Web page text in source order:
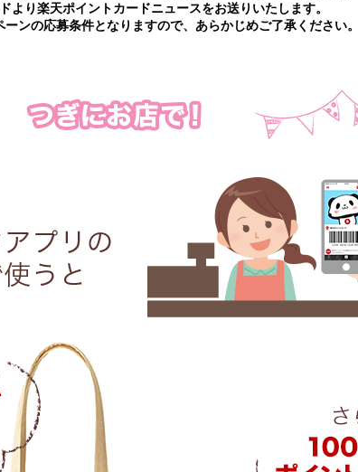
より楽天ポイントカードニュースをお送りいたします。
ンの応募条件となりますので、あらかじめご了承ください。